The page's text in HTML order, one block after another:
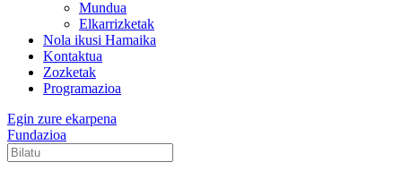
Mundua
Elkarrizketak
Nola ikusi Hamaika
Kontaktua
Zozketak
Programazioa
Egin zure ekarpena
Fundazioa